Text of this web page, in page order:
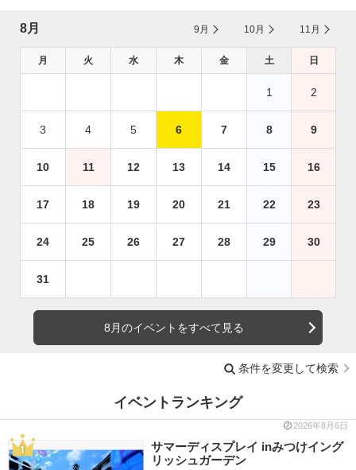
8月 9月 10月 11月
月 火 水 木 金 土 日
1 2
3 4 5 6 7 8 9
10 11 12 13 14 15 16
17 18 19 20 21 22 23
24 25 26 27 28 29 30
31
8月のイベントをすべて見る
条件を変更して検索
イベントランキング
2026年8月6日
サマーディスプレイ inみつけイング
リッシュガーデン